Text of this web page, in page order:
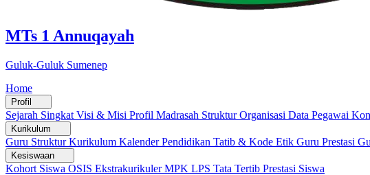
MTs 1 Annuqayah
Guluk-Guluk Sumenep
Home
Profil
Sejarah Singkat Visi & Misi Profil Madrasah Struktur Organisasi Data Pegawai
Kurikulum
Guru Struktur Kurikulum Kalender Pendidikan Tatib & Kode Etik Guru Prestasi
Kesiswaan
Kohort Siswa OSIS Ekstrakurikuler MPK LPS Tata Tertib Prestasi Siswa